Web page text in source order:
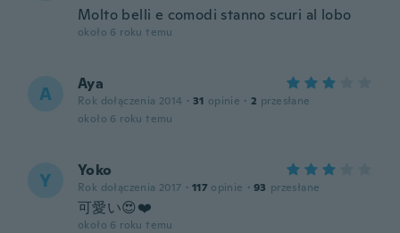
Molto belli e comodi stanno scuri al lobo
około 6 roku temu
A Aya
Rok dołączenia 2014 · 31 opinie · 2 przesłane
około 6 roku temu
Y Yoko
Rok dołączenia 2017 · 117 opinie · 93 przesłane
可愛い😍❤️
około 6 roku temu